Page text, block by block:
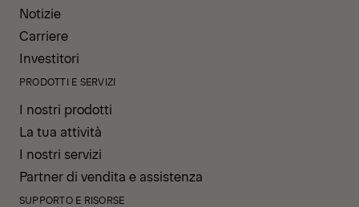
Notizie
Carriere
Investitori
PRODOTTI E SERVIZI
I nostri prodotti
La tua attività
I nostri servizi
Partner di vendita e assistenza
SUPPORTO E RISORSE